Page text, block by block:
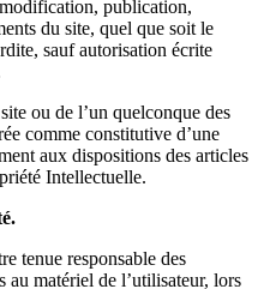
publication,
du site, quel que soit le
sauf autorisation écrite
ou de l’un quelconque des
comme constitutive d’une
aux dispositions des articles
Intellectuelle.
tenue responsable des
au matériel de l’utilisateur, lors